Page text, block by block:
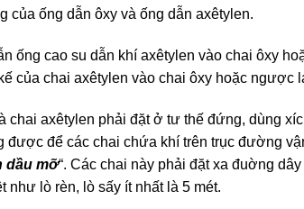
của ống dẫn ôxy và ống dẫn axêtylen.
ống cao su dẫn khí axêtylen vào chai ôxy
của chai axêtylen vào chai ôxy hoặc ngược
chai axêtylen phải đặt ở tư thế đứng, dùng
được để các chai chứa khí trên trục đường
dầu mỡ“. Các chai này phải đặt xa đuờng
như lò rèn, lò sấy ít nhất là 5 mét.